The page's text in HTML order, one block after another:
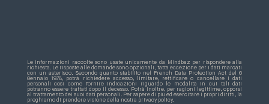
Le informazioni raccolte sono usate unicamente da Mindbaz per rispondere alla
richiesta. Le risposte alle domande sono opzionali, fatta eccezione per i dati marcati
con un asterisco. Secondo quanto stabilito nel French Data Protection Act del 6
Gennaio 1978, potrà richiedere accesso, limitare, rettificare o cancellare i dati
personali così come fornire indicazioni riguardo le modalità in cui tali dati
potranno essere trattati dopo il decesso. Potrà inoltre, per ragioni legittime, opporsi
al trattamento dei suoi dati personali. Per sapere di più ed esercitare i propri diritti, la
preghiamo di prendere visione della nostra privacy policy.